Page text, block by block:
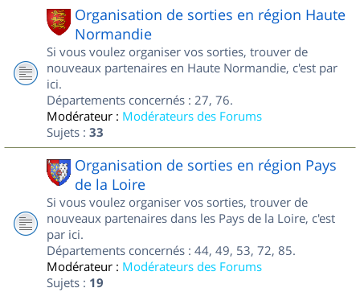
Organisation de sorties en région Haute
Normandie
Si vous voulez organiser vos sorties, trouver de
nouveaux partenaires en Haute Normandie, c'est par
ici.
Départements concernés : 27, 76.
Modérateur : Modérateurs des Forums
Sujets : 33
Organisation de sorties en région Pays
de la Loire
Si vous voulez organiser vos sorties, trouver de
nouveaux partenaires dans les Pays de la Loire, c'est
par ici.
Départements concernés : 44, 49, 53, 72, 85.
Modérateur : Modérateurs des Forums
Sujets : 19